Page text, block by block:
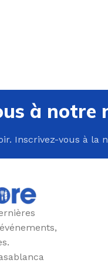
à notre
Inscrivez-vous à la